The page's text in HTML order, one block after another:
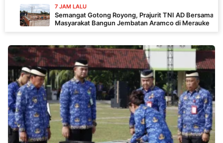
7 JAM LALU
Semangat Gotong Royong, Prajurit TNI AD Bersama
Masyarakat Bangun Jembatan Aramco di Merauke